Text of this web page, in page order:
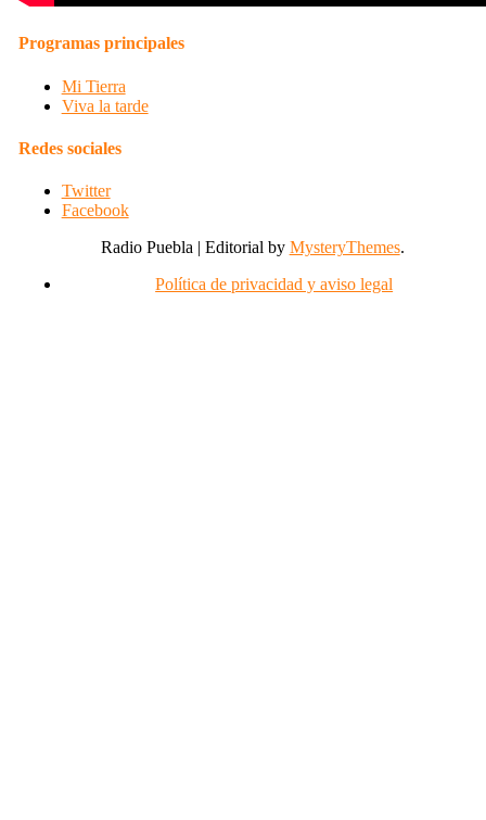
Programas principales
Mi Tierra
Viva la tarde
Redes sociales
Twitter
Facebook
Radio Puebla | Editorial by MysteryThemes.
Política de privacidad y aviso legal